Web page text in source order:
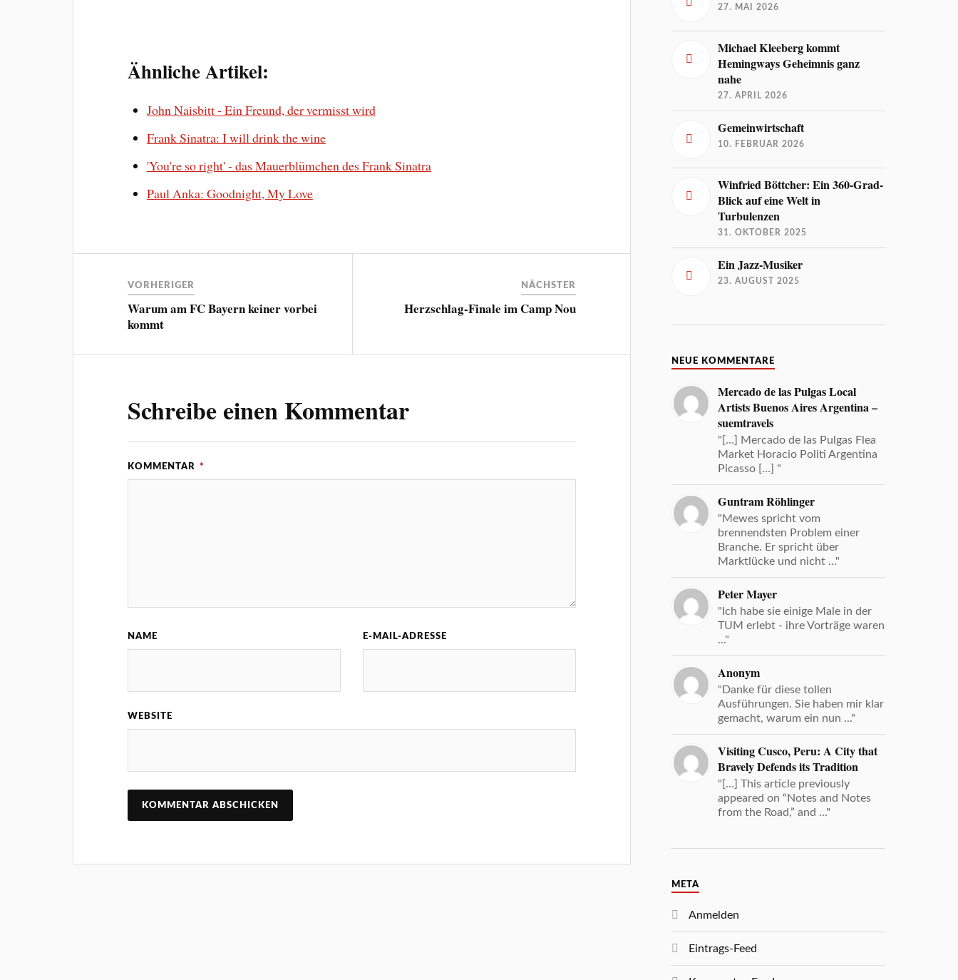
Ähnliche Artikel:
John Naisbitt - Ein Freund, der vermisst wird
Frank Sinatra: I will drink the wine
'You're so right' - das Mauerblümchen des Frank Sinatra
Paul Anka: Goodnight, My Love
VORHERIGER
Warum am FC Bayern keiner vorbei
kommt
NÄCHSTER
Herzschlag-Finale im Camp Nou
Schreibe einen Kommentar
KOMMENTAR *
NAME E-MAIL-ADRESSE
WEBSITE
27. MAI 2026
Michael Kleeberg kommt
Hemingways Geheimnis ganz
nahe
27. APRIL 2026
Gemeinwirtschaft
10. FEBRUAR 2026
Winfried Böttcher: Ein 360-Grad-
Blick auf eine Welt in
Turbulenzen
31. OKTOBER 2025
Ein Jazz-Musiker
23. AUGUST 2025
NEUE KOMMENTARE
Mercado de las Pulgas Local
Artists Buenos Aires Argentina –
suemtravels
"[…] Mercado de las Pulgas Flea
Market Horacio Politi Argentina
Picasso […] "
Guntram Röhlinger
"Mewes spricht vom
brennendsten Problem einer
Branche. Er spricht über
Marktlücke und nicht ..."
Peter Mayer
"Ich habe sie einige Male in der
TUM erlebt - ihre Vorträge waren
..."
Anonym
"Danke für diese tollen
Ausführungen. Sie haben mir klar
gemacht, warum ein nun ..."
Visiting Cusco, Peru: A City that
Bravely Defends its Tradition
"[…] This article previously
appeared on “Notes and Notes
from the Road,” and ..."
META
Anmelden
Eintrags-Feed